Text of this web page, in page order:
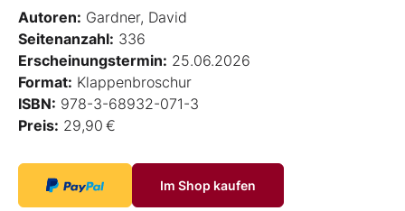
Autoren: Gardner, David
Seitenanzahl: 336
Erscheinungstermin: 25.06.2026
Format: Klappenbroschur
ISBN: 978-3-68932-071-3
Preis: 29,90 €
Im Shop kaufen